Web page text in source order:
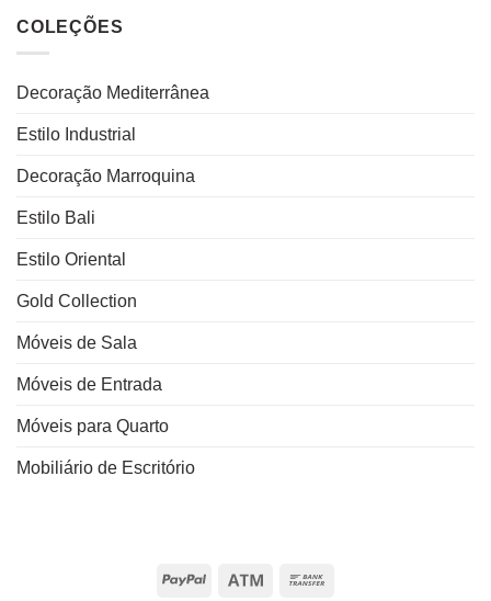
COLEÇÕES
Decoração Mediterrânea
Estilo Industrial
Decoração Marroquina
Estilo Bali
Estilo Oriental
Gold Collection
Móveis de Sala
Móveis de Entrada
Móveis para Quarto
Mobiliário de Escritório
PayPal Atm